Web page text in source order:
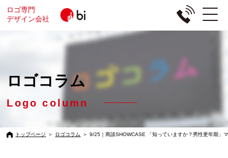
ロゴ専門
デザイン会社
ロゴコラム
Logo column
トップページ ＞ ロゴコラム ＞ 9/25｜商談SHOWCASE 「知っていますか？男性更年期」